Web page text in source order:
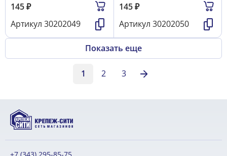
145₽
Артикул 30202049
145₽
Артикул 30202050
Показать еще
1 2 3